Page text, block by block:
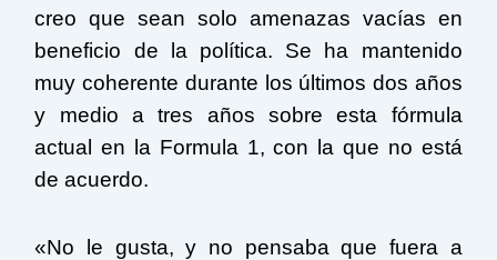
creo que sean solo amenazas vacías en
beneficio de la política. Se ha mantenido
muy coherente durante los últimos dos años
y medio a tres años sobre esta fórmula
actual en la Formula 1, con la que no está
de acuerdo.
«No le gusta, y no pensaba que fuera a